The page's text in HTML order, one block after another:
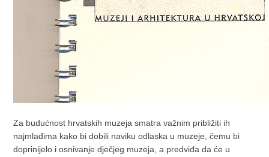
Za budućnost hrvatskih muzeja smatra važnim približiti ih
najmlađima kako bi dobili naviku odlaska u muzeje, čemu bi
doprinijelo i osnivanje dječjeg muzeja, a predviđa da će u